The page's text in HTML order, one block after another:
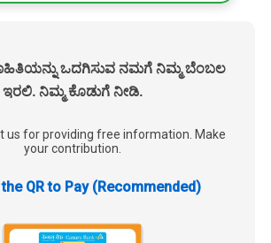
ಒದಗಿಸುವ ನಮಗೆ ನಿಮ್ಮ ಬೆಂಬಲ
ಇರಲಿ. ನಿಮ್ಮ ಕೊಡುಗೆ ನೀಡಿ.
us for providing free information. Make
your contribution.
QR to Pay (Recommended)